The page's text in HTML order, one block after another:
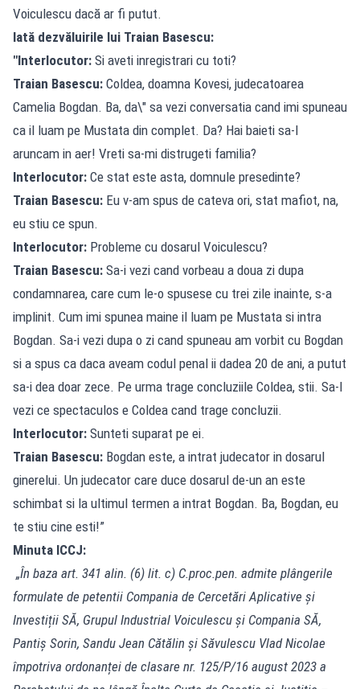
Voiculescu dacă ar fi putut.
Iată dezvăluirile lui Traian Basescu:
"Interlocutor: Si aveti inregistrari cu toti?
Traian Basescu: Coldea, doamna Kovesi, judecatoarea
Camelia Bogdan. Ba, da\" sa vezi conversatia cand imi spuneau
ca il luam pe Mustata din complet. Da? Hai baieti sa-l
aruncam in aer! Vreti sa-mi distrugeti familia?
Interlocutor: Ce stat este asta, domnule presedinte?
Traian Basescu: Eu v-am spus de cateva ori, stat mafiot, na,
eu stiu ce spun.
Interlocutor: Probleme cu dosarul Voiculescu?
Traian Basescu: Sa-i vezi cand vorbeau a doua zi dupa
condamnarea, care cum le-o spusese cu trei zile inainte, s-a
implinit. Cum imi spunea maine il luam pe Mustata si intra
Bogdan. Sa-i vezi dupa o zi cand spuneau am vorbit cu Bogdan
si a spus ca daca aveam codul penal ii dadea 20 de ani, a putut
sa-i dea doar zece. Pe urma trage concluziile Coldea, stii. Sa-l
vezi ce spectaculos e Coldea cand trage concluzii.
Interlocutor: Sunteti suparat pe ei.
Traian Basescu: Bogdan este, a intrat judecator in dosarul
ginerelui. Un judecator care duce dosarul de-un an este
schimbat si la ultimul termen a intrat Bogdan. Ba, Bogdan, eu
te stiu cine esti!”
Minuta ICCJ:
„În baza art. 341 alin. (6) lit. c) C.proc.pen. admite plângerile
formulate de petentii Compania de Cercetări Aplicative și
Investiții SĂ, Grupul Industrial Voiculescu și Compania SĂ,
Pantiș Sorin, Sandu Jean Cătălin și Săvulescu Vlad Nicolae
împotriva ordonanței de clasare nr. 125/P/16 august 2023 a